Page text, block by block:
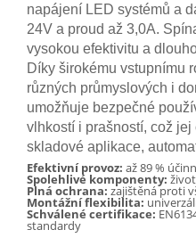
napájení LED systémů a
24V a proud až 3,0A.
vysokou efektivitu a
Díky širokému vstupnímu
různých průmyslových i
umožňuje bezpečné
vlhkostí i prašností, což
skladové aplikace,
Efektivní provoz: až 89 %
Spolehlivé komponenty:
Plná ochrana: zajištěná proti
Montážní flexibilita:
Schválené certifikace:
standardy